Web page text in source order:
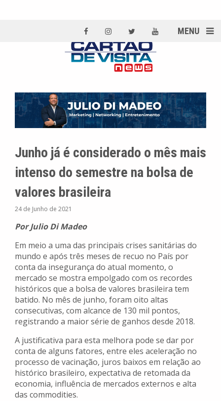
MENU
Junho já é considerado o mês mais
intenso do semestre na bolsa de
valores brasileira
24 de Junho de 2021
Por Julio Di Madeo
Em meio a uma das principais crises sanitárias do
mundo e após três meses de recuo no País por
conta da insegurança do atual momento, o
mercado se mostra empolgado com os recordes
históricos que a bolsa de valores brasileira tem
batido. No mês de junho, foram oito altas
consecutivas, com alcance de 130 mil pontos,
registrando a maior série de ganhos desde 2018.
A justificativa para esta melhora pode se dar por
conta de alguns fatores, entre eles aceleração no
processo de vacinação, juros baixos em relação ao
histórico brasileiro, expectativa de retomada da
economia, influência de mercados externos e alta
das commodities.